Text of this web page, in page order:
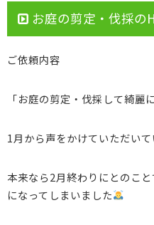
お庭の剪定・伐採の
ご依頼内容
「お庭の剪定・伐採して綺麗
1月から声をかけていただいて
本来なら2月終わりにとのこ
になってしまいました